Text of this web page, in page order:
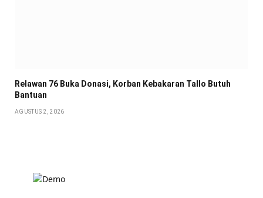
Relawan 76 Buka Donasi, Korban Kebakaran Tallo Butuh
Bantuan
AGUSTUS 2, 2026